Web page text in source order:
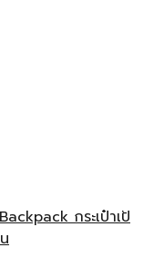
กระเป๋าเป้